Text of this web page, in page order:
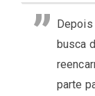
Depois
busca
parte